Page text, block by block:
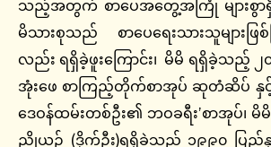
သည့်အတွက် စာပေအတွေ့အကြုံ များစွာရှိ
မိသားစုသည် စာပေရေးသားသူများဖြစ်
လည်း ရရှိခဲ့ဖူးကြောင်း၊ မိမိ ရရှိခဲ့သည့် ၂
အုံးဖေ စာကြည့်တိုက်စာအုပ် ဆုတံဆိပ် နှ
ဒေဝန်ထမ်းတစ်ဦး၏ ဘဝခရီး’စာအုပ်၊
ညိုယဉ် (ဒိုက်ဦး)ရရှိခဲ့သည့် ၁၉၉၀ ပြည့်နှစ်